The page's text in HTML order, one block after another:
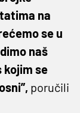
na
se u
naš
kojim se
poručili